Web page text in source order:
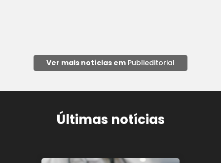
Ver mais notícias em Publieditorial
Últimas notícias